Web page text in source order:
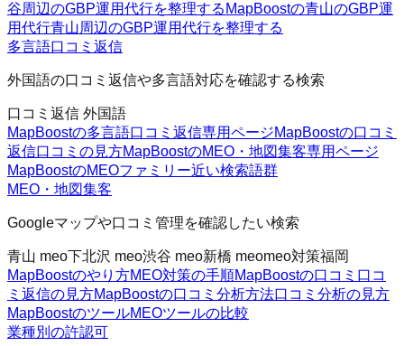
谷周辺のGBP運用代行を整理する MapBoostの青山のGBP運
用代行青山周辺のGBP運用代行を整理する
多言語口コミ返信
外国語の口コミ返信や多言語対応を確認する検索
口コミ返信 外国語
MapBoostの多言語口コミ返信専用ページMapBoostの口コミ
返信口コミの見方MapBoostのMEO・地図集客専用ページ
MapBoostのMEOファミリー近い検索語群
MEO・地図集客
Googleマップや口コミ管理を確認したい検索
青山 meo下北沢 meo渋谷 meo新橋 meomeo対策福岡
MapBoostのやり方MEO対策の手順MapBoostの口コミ 口コ
ミ返信の見方MapBoostの口コミ分析方法口コミ分析の見方
MapBoostのツールMEOツールの比較
業種別の許認可